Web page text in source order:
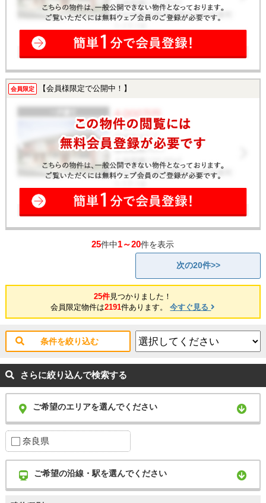
会員限定 【会員様限定で公開中！】
25件中1～20件を表示
次の20件>>
25件見つかりました！
会員限定物件は2191件あります。今すぐ見る
条件を絞り込む
さらに絞り込んで検索する
ご希望のエリアを選んでください
奈良県
ご希望の沿線・駅を選んでください